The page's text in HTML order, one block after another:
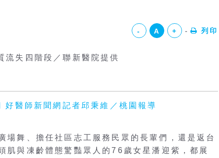
- A + 列印
醫師新聞網記者邱秉維／桃園報導
場舞、擔任社區志工服務民眾的​長輩們，還是返台
肌與凍齡體態驚豔眾人的76歲女星潘迎紫，都展